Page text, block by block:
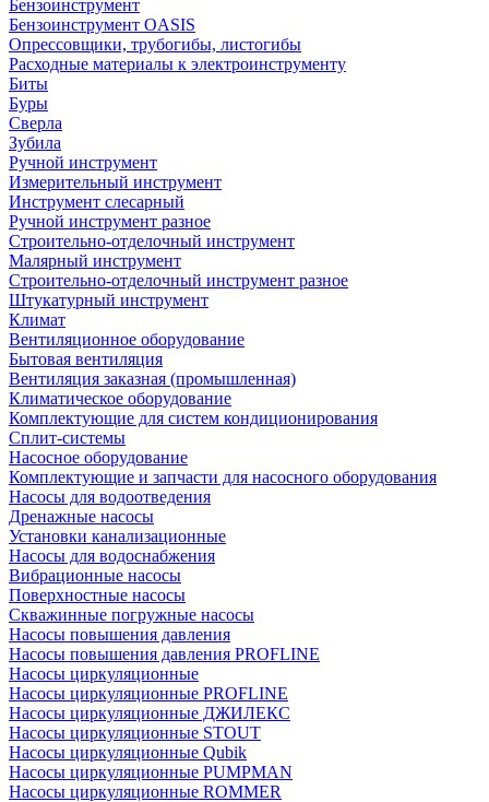
Бензоинструмент
Бензоинструмент OASIS
Опрессовщики, трубогибы, листогибы
Расходные материалы к электроинструменту
Биты
Буры
Сверла
Зубила
Ручной инструмент
Измерительный инструмент
Инструмент слесарный
Ручной инструмент разное
Строительно-отделочный инструмент
Малярный инструмент
Строительно-отделочный инструмент разное
Штукатурный инструмент
Климат
Вентиляционное оборудование
Бытовая вентиляция
Вентиляция заказная (промышленная)
Климатическое оборудование
Комплектующие для систем кондиционирования
Сплит-системы
Насосное оборудование
Комплектующие и запчасти для насосного оборудования
Насосы для водоотведения
Дренажные насосы
Установки канализационные
Насосы для водоснабжения
Вибрационные насосы
Поверхностные насосы
Скважинные погружные насосы
Насосы повышения давления
Насосы повышения давления PROFLINE
Насосы циркуляционные
Насосы циркуляционные PROFLINE
Насосы циркуляционные ДЖИЛЕКС
Насосы циркуляционные STOUT
Насосы циркуляционные Qubik
Насосы циркуляционные PUMPMAN
Насосы циркуляционные ROMMER